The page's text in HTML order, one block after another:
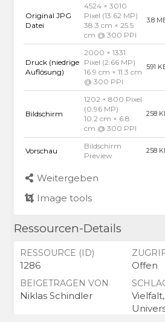
Original JPG
Datei
4524 × 3010
Pixel (13.62 MP)
38.3 cm × 25.5
cm @ 300 PPI
3.8
Druck (niedrige
Auflösung)
2000 × 1331
Pixel (2.66 MP)
16.9 cm × 11.3 cm
@ 300 PPI
591
Bildschirm
1202 × 800 Pixel
(0.96 MP)
10.2 cm × 6.8
cm @ 300 PPI
258
Vorschau
Bildschirm
Preview
258
Weitergeben
Image tools
Ressourcen-Details
RESSOURCE (ID)
1286 Offen
BEIGETRAGEN VON
Niklas Schindler